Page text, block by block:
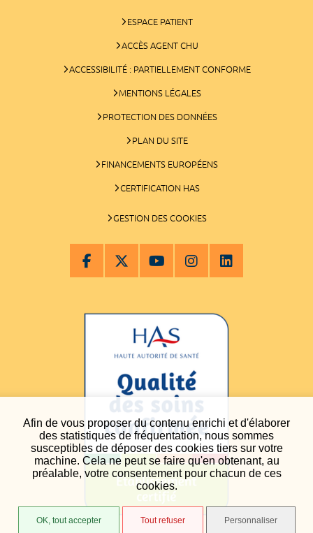
Afin de vous proposer du contenu enrichi et d'élaborer
des statistiques de fréquentation, nous sommes
susceptibles de déposer des cookies tiers sur votre
machine. Cela ne peut se faire qu'en obtenant, au
préalable, votre consentement pour chacun de ces
cookies.
OK, tout accepter Tout refuser Personnaliser
ESPACE PATIENT
ACCÈS AGENT CHU
ACCESSIBILITÉ : PARTIELLEMENT CONFORME
MENTIONS LÉGALES
PROTECTION DES DONNÉES
PLAN DU SITE
FINANCEMENTS EUROPÉENS
CERTIFICATION HAS
GESTION DES COOKIES